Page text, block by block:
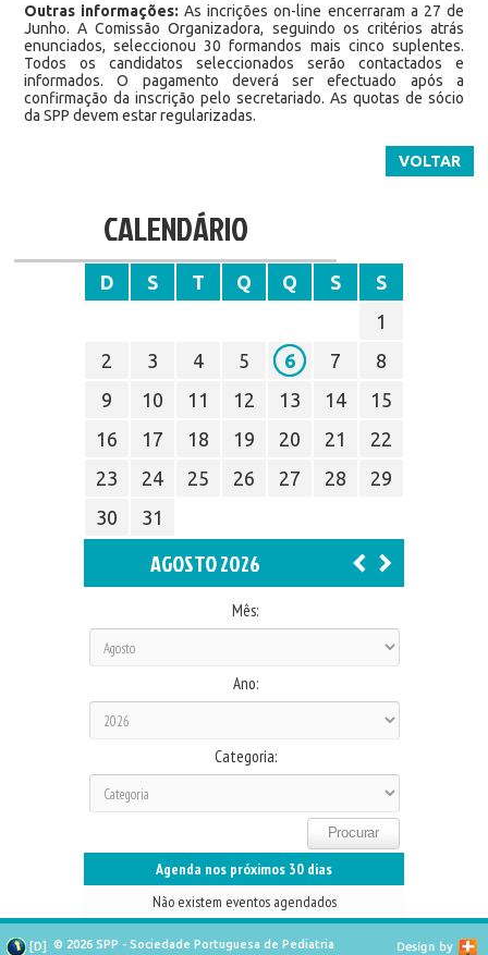
Outras informações: As incrições on-line encerraram a 27 de
Junho. A Comissão Organizadora, seguindo os critérios atrás
enunciados, seleccionou 30 formandos mais cinco suplentes.
Todos os candidatos seleccionados serão contactados e
informados. O pagamento deverá ser efectuado após a
confirmação da inscrição pelo secretariado. As quotas de sócio
da SPP devem estar regularizadas.
VOLTAR
CALENDÁRIO
D S T Q Q S
S
1
2
3 4 5 6 7
8
9
10 11 12 13 14
15
16
17 18 19 20 21
22
23
24 25 26 27 28
29
30
31
AGOSTO 2026
Mês:
Ano:
Categoria:
Agenda nos próximos 30 dias
Não existem eventos agendados
[D] © 2026 SPP - Sociedade Portuguesa de Pediatria